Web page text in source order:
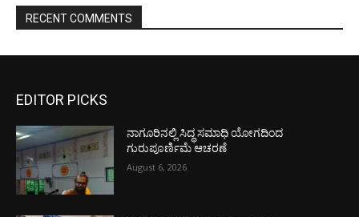
RECENT COMMENTS
EDITOR PICKS
ನಾಗೂರಿನಲ್ಲಿ ಸಿದ್ಧ ಸಮಾಧಿ ಯೋಗದಿಂದ
ಗುರುಪೂರ್ಣಿಮೆ ಆಚರಣೆ
August 6, 2026